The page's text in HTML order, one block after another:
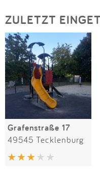
ZULETZT
Grafenstraße 17
49545 Tecklenburg